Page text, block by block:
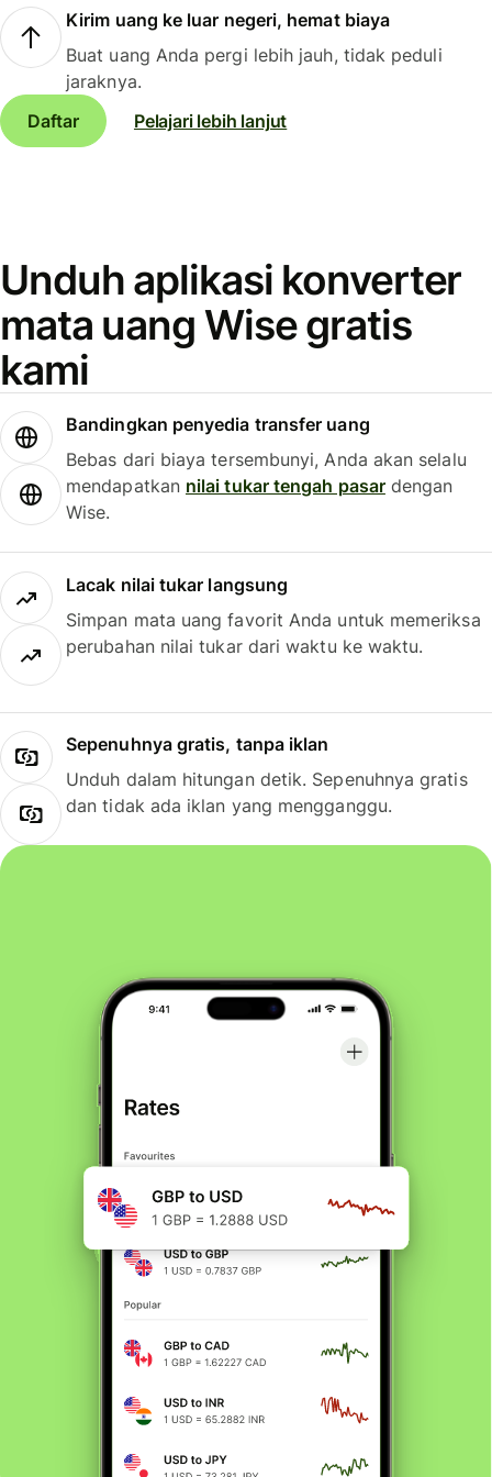
Kirim uang ke luar negeri, hemat biaya
Buat uang Anda pergi lebih jauh, tidak peduli
jaraknya.
Daftar
Pelajari lebih lanjut
Unduh aplikasi konverter
mata uang Wise gratis
kami
Bandingkan penyedia transfer uang
Bebas dari biaya tersembunyi, Anda akan selalu
mendapatkan nilai tukar tengah pasardengan
Wise.
Lacak nilai tukar langsung
Simpan mata uang favorit Anda untuk memeriksa
perubahan nilai tukar dari waktu ke waktu.
Sepenuhnya gratis, tanpa iklan
Unduh dalam hitungan detik. Sepenuhnya gratis
dan tidak ada iklan yang mengganggu.